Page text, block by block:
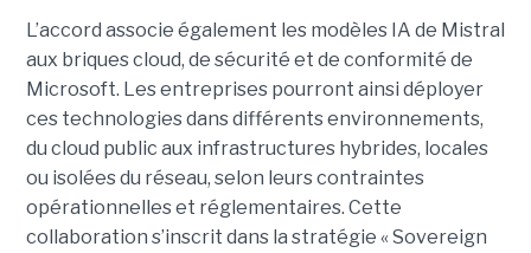
L’accord associe également les modèles IA de Mistral
aux briques cloud, de sécurité et de conformité de
Microsoft. Les entreprises pourront ainsi déployer
ces technologies dans différents environnements,
du cloud public aux infrastructures hybrides, locales
ou isolées du réseau, selon leurs contraintes
opérationnelles et réglementaires. Cette
collaboration s’inscrit dans la stratégie « Sovereign